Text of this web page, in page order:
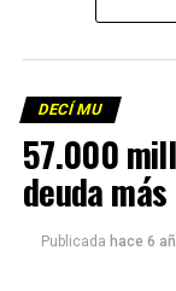
Foto: Martina
Descargar el
La reproducción
que mandar un
emitir todos los
DECÍ MU
57.000
deuda
Publicada hace 6